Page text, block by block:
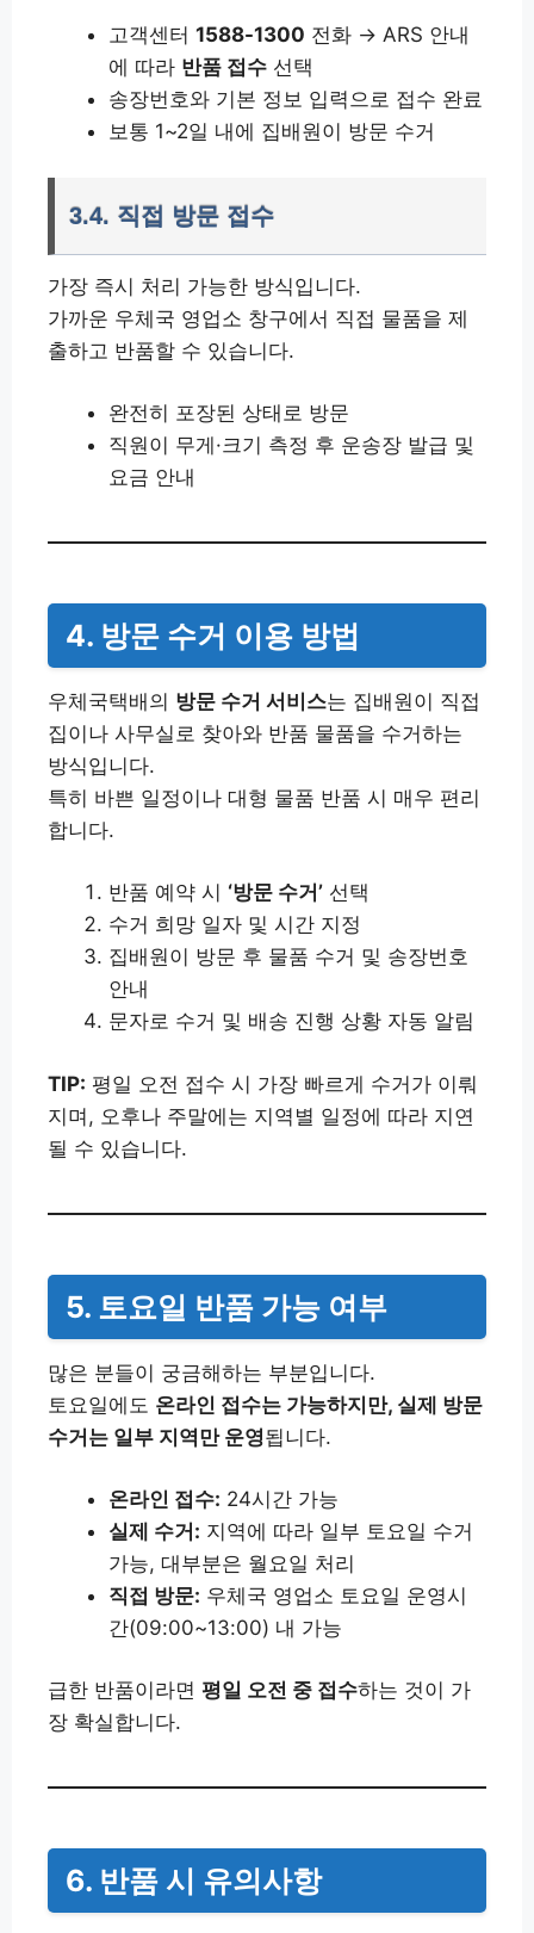
고객센터 1588-1300 전화 → ARS 안내
에 따라 반품 접수 선택
송장번호와 기본 정보 입력으로 접수 완료
보통 1~2일 내에 집배원이 방문 수거
3.4. 직접 방문 접수
가장 즉시 처리 가능한 방식입니다.
가까운 우체국 영업소 창구에서 직접 물품을 제
출하고 반품할 수 있습니다.
완전히 포장된 상태로 방문
직원이 무게·크기 측정 후 운송장 발급 및
요금 안내
4. 방문 수거 이용 방법
우체국택배의 방문 수거 서비스는 집배원이 직접
집이나 사무실로 찾아와 반품 물품을 수거하는
방식입니다.
특히 바쁜 일정이나 대형 물품 반품 시 매우 편리
합니다.
반품 예약 시 ‘방문 수거’ 선택
수거 희망 일자 및 시간 지정
집배원이 방문 후 물품 수거 및 송장번호
안내
문자로 수거 및 배송 진행 상황 자동 알림
TIP: 평일 오전 접수 시 가장 빠르게 수거가 이뤄
지며, 오후나 주말에는 지역별 일정에 따라 지연
될 수 있습니다.
5. 토요일 반품 가능 여부
많은 분들이 궁금해하는 부분입니다.
토요일에도 온라인 접수는 가능하지만, 실제 방문
수거는 일부 지역만 운영됩니다.
온라인 접수: 24시간 가능
실제 수거: 지역에 따라 일부 토요일 수거
가능, 대부분은 월요일 처리
직접 방문: 우체국 영업소 토요일 운영시
간(09:00~13:00) 내 가능
급한 반품이라면 평일 오전 중 접수하는 것이 가
장 확실합니다.
6. 반품 시 유의사항